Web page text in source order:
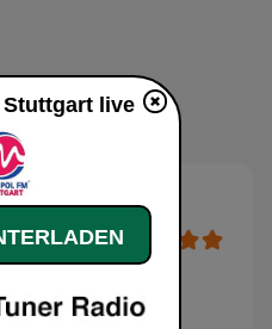
Live
Tek 24 Saat Türkçe
Stuttgart live